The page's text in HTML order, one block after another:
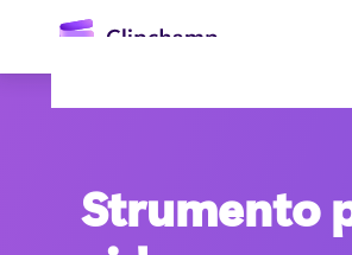
principale
Strumento